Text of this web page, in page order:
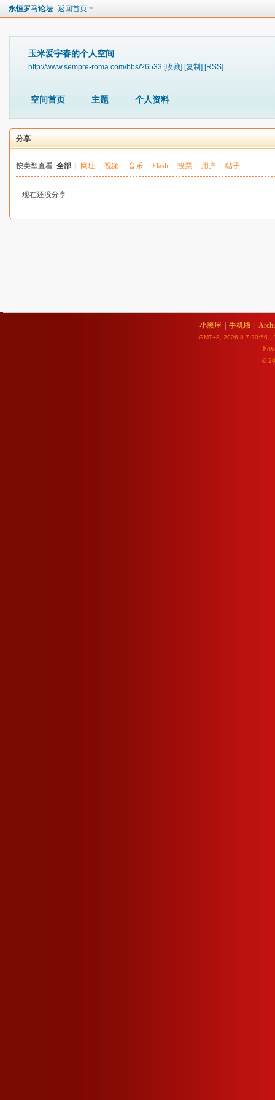
永恒罗马论坛 返回首页
玉米爱宇春的个人空间
http://www.sempre-roma.com/bbs/?6533 [收藏] [复制] [RSS]
空间首页 主题 个人资料
分享
按类型查看: 全部 网址 视频 音乐 Flash 投票 用户 帖子
现在还没分享
小黑屋 手机版
GMT+8, 2026-8-7 20:56 ,
©